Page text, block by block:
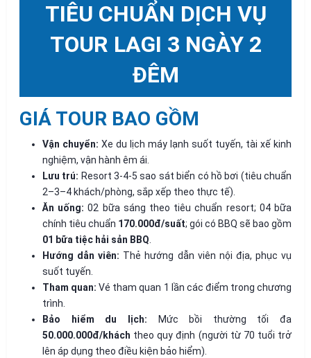
TIÊU CHUẨN DỊCH VỤ
TOUR LAGI 3 NGÀY 2
ĐÊM
GIÁ TOUR BAO GỒM
Vận chuyển: Xe du lịch máy lạnh suốt tuyến, tài xế kinh
nghiệm, vận hành êm ái.
Lưu trú: Resort 3-4-5 sao sát biển có hồ bơi (tiêu chuẩn
2–3–4 khách/phòng, sắp xếp theo thực tế).
Ăn uống: 02 bữa sáng theo tiêu chuẩn resort; 04 bữa
chính tiêu chuẩn 170.000đ/suất; gói có BBQ sẽ bao gồm
01 bữa tiệc hải sản BBQ
Hướng dẫn viên: Thẻ hướng dẫn viên nội địa, phục vụ
suốt tuyến.
Tham quan: Vé tham quan 1 lần các điểm trong chương
trình.
Bảo hiểm du lịch: Mức bồi thường tối đa
50.000.000đ/khách theo quy định (người từ 70 tuổi trở
lên áp dụng theo điều kiện bảo hiểm).